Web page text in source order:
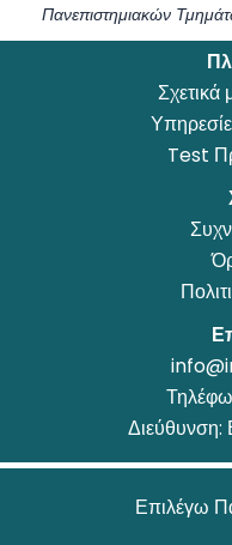
Πανεπιστημιακών
Test
Διεύθυνση:
Επιλέγω